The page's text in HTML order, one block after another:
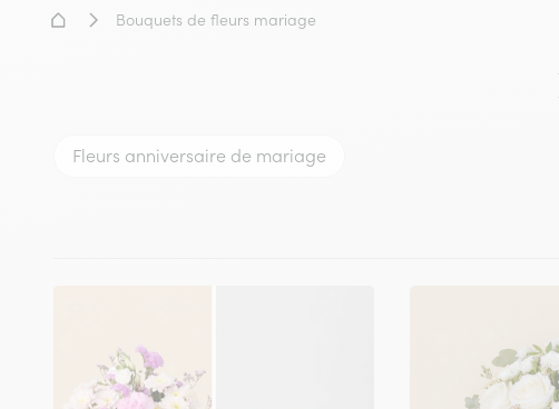
Accueil - Livraison fleurs
Bouquets de fleurs mariage
Fleurs anniversaire de mariage